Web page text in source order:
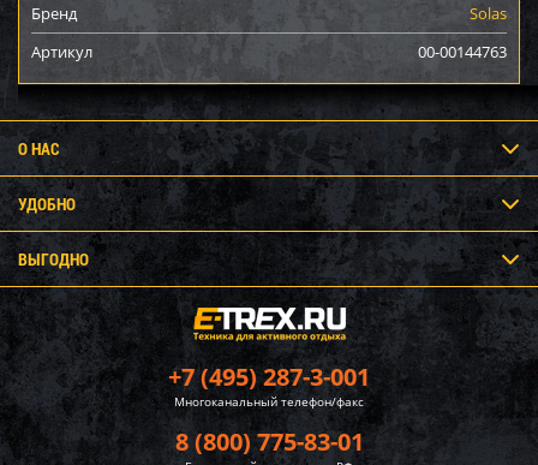
Бренд
Solas
Артикул
00-00144763
+7 (495) 287-3-001
Многоканальный телефон/факс
8 (800) 775-83-01
О НАС
УДОБНО
ВЫГОДНО